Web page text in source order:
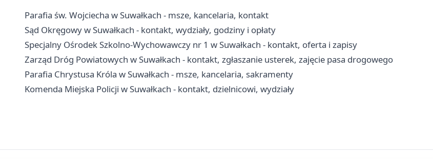
Parafia św. Wojciecha w Suwałkach - msze, kancelaria, kontakt
Sąd Okręgowy w Suwałkach - kontakt, wydziały, godziny i opłaty
Specjalny Ośrodek Szkolno-Wychowawczy nr 1 w Suwałkach - kontakt, oferta i zapisy
Zarząd Dróg Powiatowych w Suwałkach - kontakt, zgłaszanie usterek, zajęcie pasa drogowego
Parafia Chrystusa Króla w Suwałkach - msze, kancelaria, sakramenty
Komenda Miejska Policji w Suwałkach - kontakt, dzielnicowi, wydziały